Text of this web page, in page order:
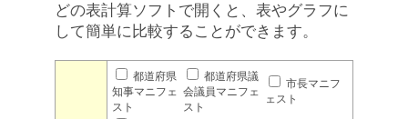
どの表計算ソフトで開くと、表やグラフに
して簡単に比較することができます。
都道府県
知事マニフェ
スト
都道府県議
会議員マニフェ
スト
市長マニフ
ェスト